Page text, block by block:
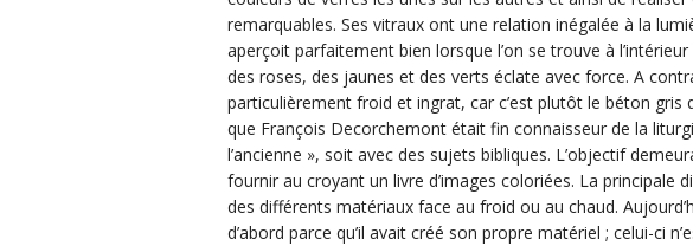
remarquables. Ses vitraux ont une relation inégalée à la
aperçoit parfaitement bien lorsque l’on se trouve à
des roses, des jaunes et des verts éclate avec force. A
particulièrement froid et ingrat, car c’est plutôt le béton
que François Decorchemont était fin connaisseur de la
l’ancienne », soit avec des sujets bibliques. L’objectif
fournir au croyant un livre d’images coloriées. La
des différents matériaux face au froid ou au chaud.
d’abord parce qu’il avait créé son propre matériel ; celui-ci